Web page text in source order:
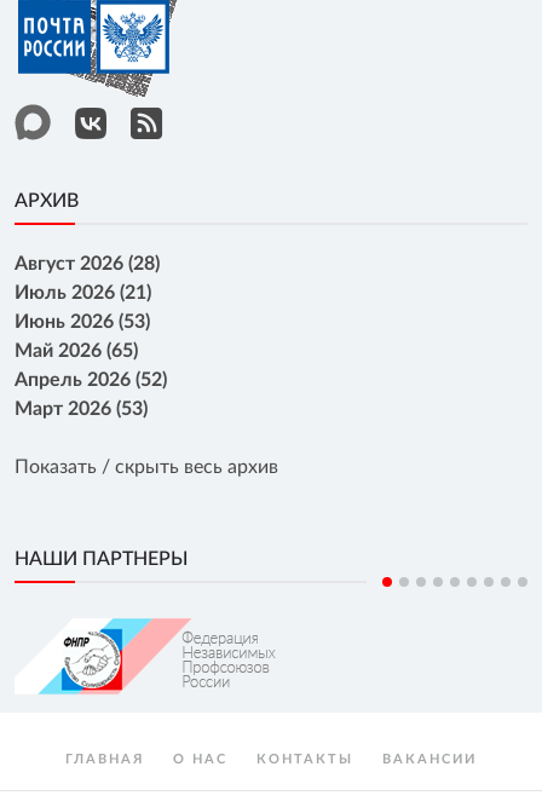
АРХИВ
Август 2026 (28)
Июль 2026 (21)
Июнь 2026 (53)
Май 2026 (65)
Апрель 2026 (52)
Март 2026 (53)
Показать / скрыть весь архив
НАШИ ПАРТНЕРЫ
ГЛАВНАЯ О НАС КОНТАКТЫ ВАКАНСИИ